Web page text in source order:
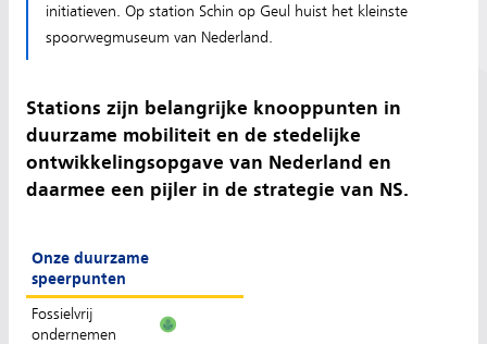
initiatieven. Op station Schin op Geul huist het kleinste
spoorwegmuseum van Nederland.
Stations zijn belangrijke knooppunten in
duurzame mobiliteit en de stedelijke
ontwikkelingsopgave van Nederland en
daarmee een pijler in de strategie van NS.
Onze duurzame
speerpunten
Fossielvrij
ondernemen